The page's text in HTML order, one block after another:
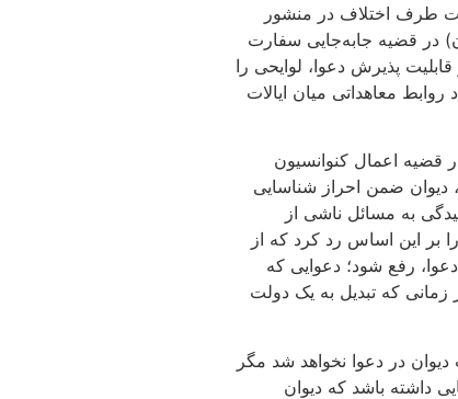
طرف اختلاف در منشور
(به عنوان دولت ناظر غیرعضو ملل متحد ذیل بند 2 ماده 35 اساسنامه دیوان) در قضیه جابه‌جایی سفارت
پذیرش دعوا، لوایحی را
در سال 2014 اعلام نمود، این اقدام موجب ایجاد روابط معاهداتی میان ایالات
قضیه اعمال کنوانسیون
دیوان ضمن احراز شناسایی
برای رسیدگی به مسائل ناشی از
بر این اساس رد کرد که از
رفع شود؛ دعوایی که
مزبور از زمانی که تبدیل به یک دولت
در دعوا نخواهد شد مگر
داشته باشد که دیوان